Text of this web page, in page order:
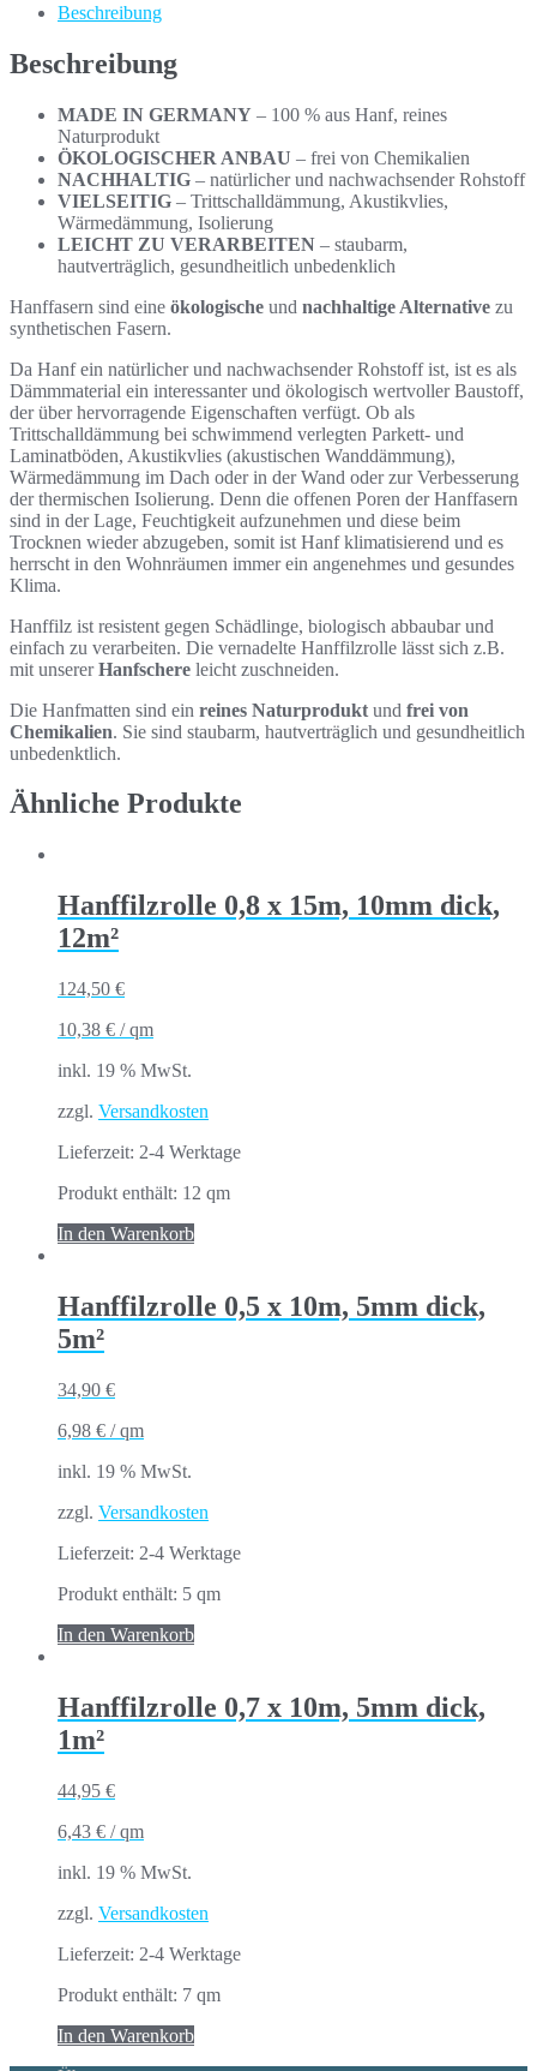
Beschreibung
Beschreibung
MADE IN GERMANY – 100 % aus Hanf, reines
Naturprodukt
ÖKOLOGISCHER ANBAU – frei von Chemikalien
NACHHALTIG – natürlicher und nachwachsender Rohstoff
VIELSEITIG – Trittschalldämmung, Akustikvlies,
Wärmedämmung, Isolierung
LEICHT ZU VERARBEITEN – staubarm,
hautverträglich, gesundheitlich unbedenklich
Hanffasern sind eine ökologische und nachhaltige Alternative zu
synthetischen Fasern.
Da Hanf ein natürlicher und nachwachsender Rohstoff ist, ist es als
Dämmmaterial ein interessanter und ökologisch wertvoller Baustoff,
der über hervorragende Eigenschaften verfügt. Ob als
Trittschalldämmung bei schwimmend verlegten Parkett- und
Laminatböden, Akustikvlies (akustischen Wanddämmung),
Wärmedämmung im Dach oder in der Wand oder zur Verbesserung
der thermischen Isolierung. Denn die offenen Poren der Hanffasern
sind in der Lage, Feuchtigkeit aufzunehmen und diese beim
Trocknen wieder abzugeben, somit ist Hanf klimatisierend und es
herrscht in den Wohnräumen immer ein angenehmes und gesundes
Klima.
Hanffilz ist resistent gegen Schädlinge, biologisch abbaubar und
einfach zu verarbeiten. Die vernadelte Hanffilzrolle lässt sich z.B.
mit unsererHanfschere leicht zuschneiden.
Die Hanfmatten sind ein reines Naturprodukt und frei von
Chemikalien. Sie sind staubarm, hautverträglich und gesundheitlich
unbedenktlich.
Ähnliche Produkte
Hanffilzrolle 0,8 x 15m, 10mm dick,
12m²
124,50 €
10,38 € /qm
inkl. 19 % MwSt.
zzgl. Versandkosten
Lieferzeit: 2-4 Werktage
Produkt enthält: 12 qm
In den Warenkorb
Hanffilzrolle 0,5 x 10m, 5mm dick,
5m²
34,90 €
6,98 € /qm
inkl. 19 % MwSt.
zzgl. Versandkosten
Lieferzeit: 2-4 Werktage
Produkt enthält: 5 qm
In den Warenkorb
Hanffilzrolle 0,7 x 10m, 5mm dick,
1m²
44,95 €
6,43 € /qm
inkl. 19 % MwSt.
zzgl. Versandkosten
Lieferzeit: 2-4 Werktage
Produkt enthält: 7 qm
In den Warenkorb